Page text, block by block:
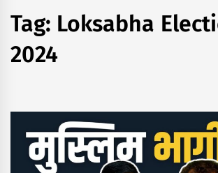
Tag: Loksabha
2024